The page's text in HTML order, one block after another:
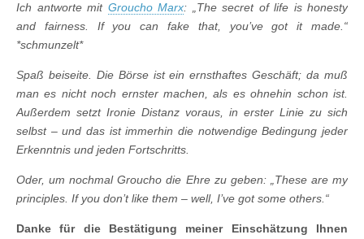
Ich antworte mit Groucho Marx: „The secret of life is honesty
and fairness. If you can fake that, you’ve got it made.“
*schmunzelt*
Spaß beiseite. Die Börse ist ein ernsthaftes Geschäft; da muß
man es nicht noch ernster machen, als es ohnehin schon ist.
Außerdem setzt Ironie Distanz voraus, in erster Linie zu sich
selbst – und das ist immerhin die notwendige Bedingung jeder
Erkenntnis und jeden Fortschritts.
Oder, um nochmal Groucho die Ehre zu geben: „These are my
principles. If you don’t like them – well, I’ve got some others.“
Danke für die Bestätigung meiner Einschätzung Ihnen